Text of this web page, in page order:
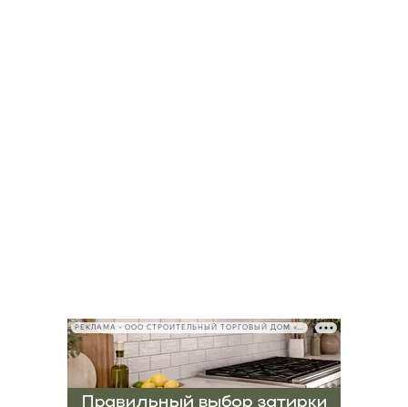
РЕКЛАМА • ООО СТРОИТЕЛЬНЫЙ ТОРГОВЫЙ ДОМ «ПЕТРОВИЧ», ИНН 7802348846